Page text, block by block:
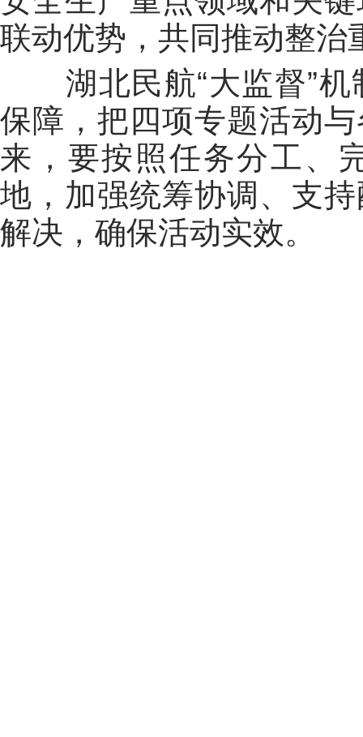
联动优势，共同推动整治
湖北民航“大监督”机
保障，把四项专题活动
来，要按照任务分工、
地，加强统筹协调、支
解决，确保活动实效。